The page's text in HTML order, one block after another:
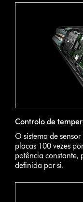
Controlo de
O sistema de
placas 100 vezes
potência constante,
definida por si.